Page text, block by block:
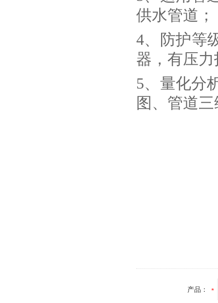
供水管道；
4、防护等
器，有压
5、量化分
图、管道
产品：